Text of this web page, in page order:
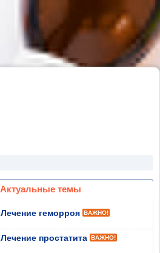
Актуальные темы
Лечение геморроя ВАЖНО!
Лечение простатита ВАЖНО!